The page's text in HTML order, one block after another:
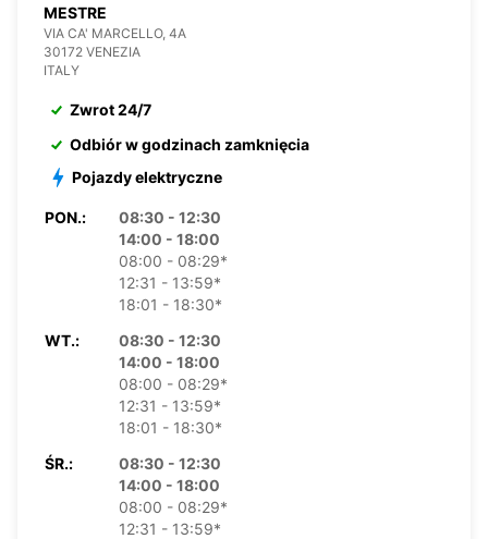
MESTRE
VIA CA' MARCELLO, 4A
30172 VENEZIA
ITALY
Zwrot 24/7
Odbiór w godzinach zamknięcia
Pojazdy elektryczne
PON.:
08:30 - 12:30
14:00 - 18:00
08:00 - 08:29*
12:31 - 13:59*
18:01 - 18:30*
WT.:
08:30 - 12:30
14:00 - 18:00
08:00 - 08:29*
12:31 - 13:59*
18:01 - 18:30*
ŚR.:
08:30 - 12:30
14:00 - 18:00
08:00 - 08:29*
12:31 - 13:59*